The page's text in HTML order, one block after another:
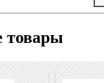
товары